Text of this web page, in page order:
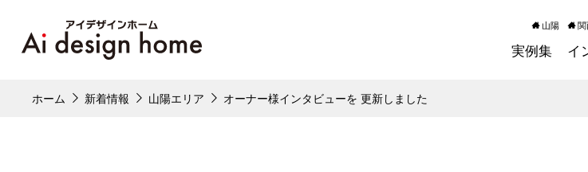
山陽 関
実例集 イ
ホーム 新着情報 山陽エリア オーナー様インタビューを 更新しました